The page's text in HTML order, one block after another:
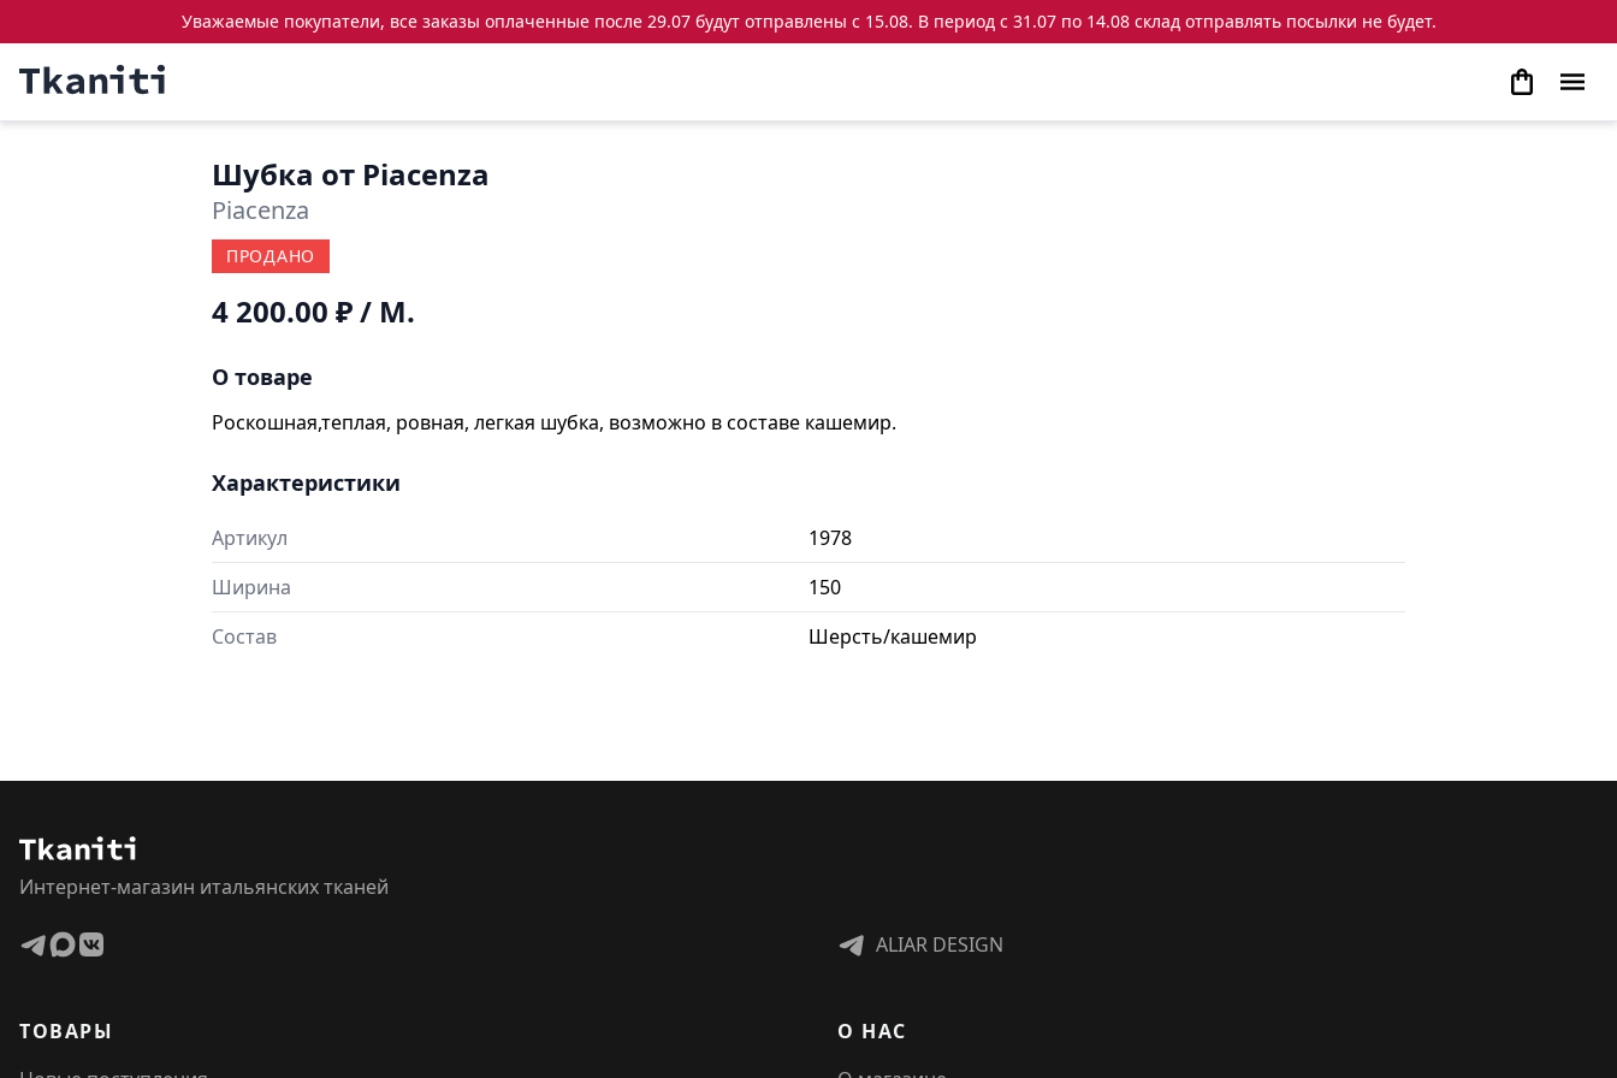
Уважаемые покупатели, все заказы оплаченные после 29.07 будут отправлены с 15.08. В период с 31.07 по 14.08 склад отправлять посылки не будет.
Шубка от Piacenza
Piacenza
ПРОДАНО
4 200.00 ₽/ М.
О товаре
Роскошная,теплая, ровная, легкая шубка, возможно в составе кашемир.
Характеристики
Артикул
1978
Ширина
150
Состав
Шерсть/кашемир
Интернет-магазин итальянских тканей
ALIAR DESIGN
ТОВАРЫ
О НАС